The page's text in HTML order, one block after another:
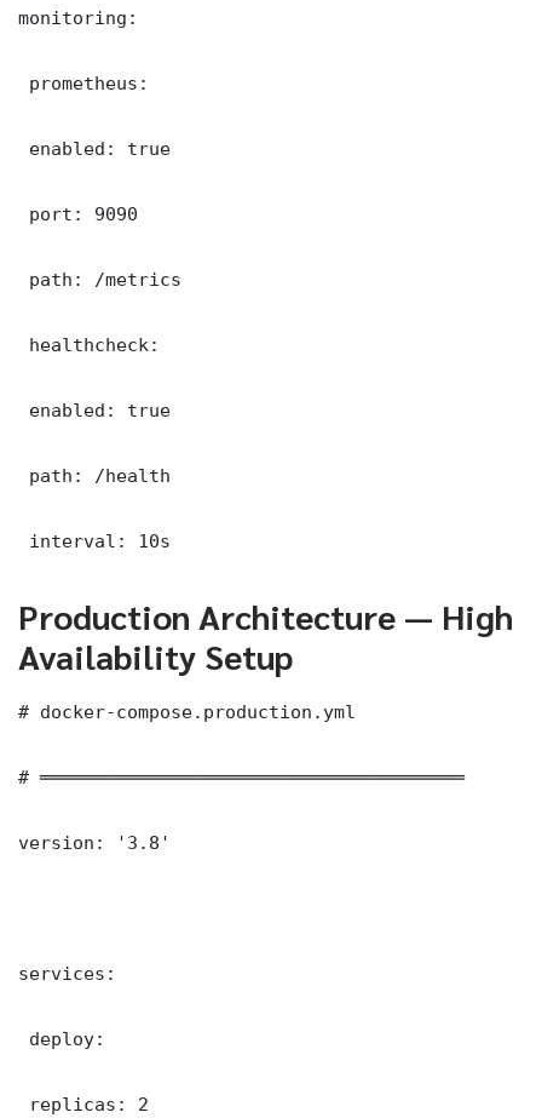
monitoring:
prometheus:
enabled: true
port: 9090
path: /metrics
healthcheck:
enabled: true
path: /health
interval: 10s
Production Architecture — High
Availability Setup
# docker-compose.production.yml
# ═══════════════════════════════════════
version: '3.8'
services:
deploy:
replicas: 2